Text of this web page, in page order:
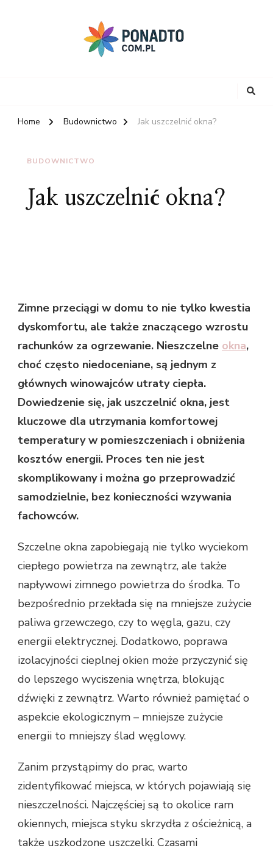
Home Budownictwo Jak uszczelnić okna?
BUDOWNICTWO
Jak uszczelnić okna?
Zimne przeciągi w domu to nie tylko kwestia
dyskomfortu, ale także znaczącego wzrostu
rachunków za ogrzewanie. Nieszczelne okna,
choć często niedoceniane, są jednym z
głównych winowajców utraty ciepła.
Dowiedzenie się, jak uszczelnić okna, jest
kluczowe dla utrzymania komfortowej
temperatury w pomieszczeniach i obniżenia
kosztów energii. Proces ten nie jest
skomplikowany i można go przeprowadzić
samodzielnie, bez konieczności wzywania
fachowców.
Szczelne okna zapobiegają nie tylko wyciekom
ciepłego powietrza na zewnątrz, ale także
napływowi zimnego powietrza do środka. To
bezpośrednio przekłada się na mniejsze zużycie
paliwa grzewczego, czy to węgla, gazu, czy
energii elektrycznej. Dodatkowo, poprawa
izolacyjności cieplnej okien może przyczynić się
do lepszego wyciszenia wnętrza, blokując
dźwięki z zewnątrz. Warto również pamiętać o
aspekcie ekologicznym – mniejsze zużycie
energii to mniejszy ślad węglowy.
Zanim przystąpimy do prac, warto
zidentyfikować miejsca, w których pojawiają się
nieszczelności. Najczęściej są to okolice ram
okiennych, miejsca styku skrzydła z ościeżnicą, a
także uszkodzone uszczelki. Czasami